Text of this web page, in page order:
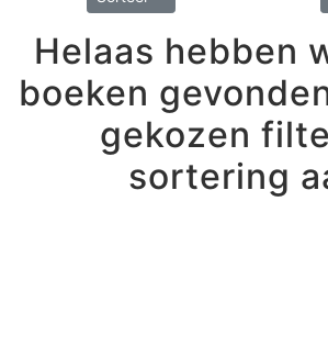
Helaas hebben
boeken
gekozen
sortering